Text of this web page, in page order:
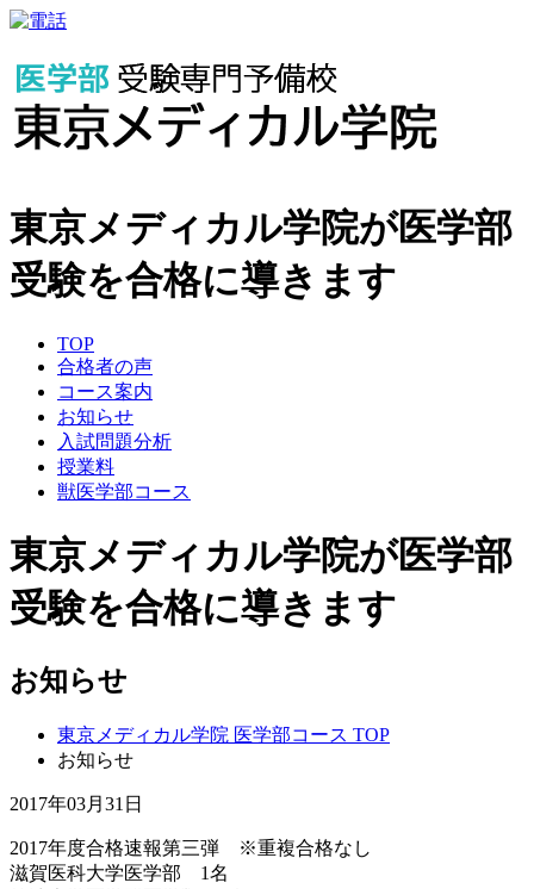
東京メディカル学院が医学部
受験を合格に導きます
TOP
合格者の声
コース案内
お知らせ
入試問題分析
授業料
獣医学部コース
東京メディカル学院が医学部
受験を合格に導きます
お知らせ
東京メディカル学院 医学部コース TOP
お知らせ
2017年03月31日
2017年度合格速報第三弾 ※重複合格なし
滋賀医科大学医学部 1名